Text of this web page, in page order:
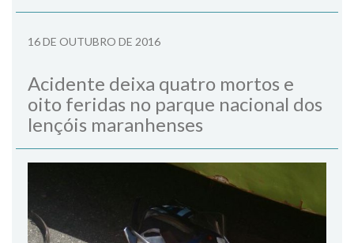
16 DE OUTUBRO DE 2016
Acidente deixa quatro mortos e
oito feridas no parque nacional dos
lençóis maranhenses